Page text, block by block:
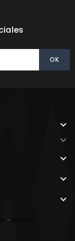





-